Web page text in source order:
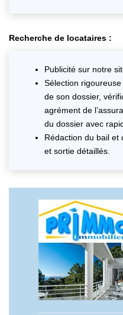
Recherche de locataires :
Publicité sur notre
Sélection
de son dossier,
agrément de
du dossier avec
Rédaction du bail et
et sortie détaillés.